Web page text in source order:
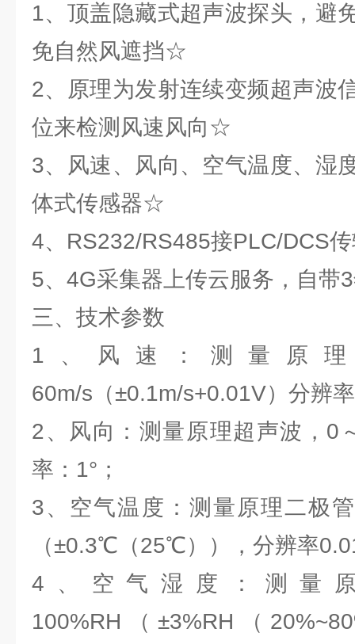
1、顶盖隐藏式超声波探头，避
免自然风遮挡☆
2、原理为发射连续变频超声波
位来检测风速风向☆
3、风速、风向、空气温度、湿
体式传感器☆
4、RS232/RS485接PLC/DCS
5、4G采集器上传云服务，自带
三、技术参数
1、风速：测量原
60m/s（±0.1m/s+0.01V）分辨
2、风向：测量原理超声波，0
率：1°；
3、空气温度：测量原理二极
（±0.3℃（25℃）），分辨率
4、空气湿度：测量
100%RH（±3%RH（